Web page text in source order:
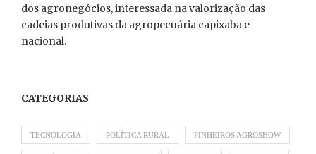
dos agronegócios, interessada na valorização das
cadeias produtivas da agropecuária capixaba e
nacional.
CATEGORIAS
TECNOLOGIA POLÍTICA RURAL PINHEIROS AGROSHOW